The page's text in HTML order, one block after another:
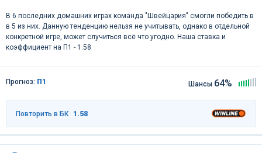
В 6 последних домашних играх команда "Швейцария" смогли победить в
в 5 из них. Данную тенденцию нельзя не учитывать, однако в отдельной
конкретной игре, может случиться всё что угодно. Наша ставка и
коэффициент на П1 - 1.58
Прогноз: П1 Шансы 64%
Повторить в БК 1.58